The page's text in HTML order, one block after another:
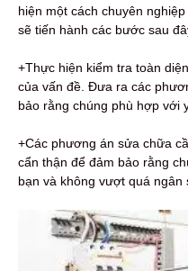
hiện một cách chuyên
sẽ tiến hành các bước sau
+Thực hiện kiểm tra toàn
của vấn đề. Đưa ra các
bảo rằng chúng phù hợp với
+Các phương án sửa chữa
cẩn thận để đảm bảo rằng
bạn và không vượt quá ngân